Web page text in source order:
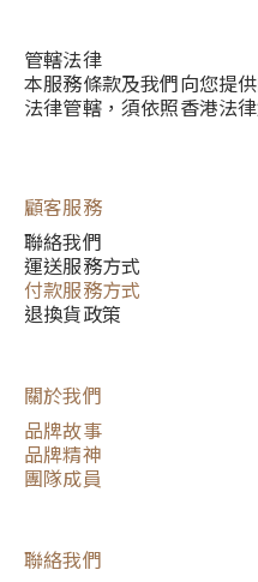
管轄法律
本服務條款及我們向您提
法律管轄，須依照香港法律
顧客服務
聯絡我們
運送服務方式
付款服務方式
退換貨政策
關於我們
品牌故事
品牌精神
團隊成員
聯絡我們